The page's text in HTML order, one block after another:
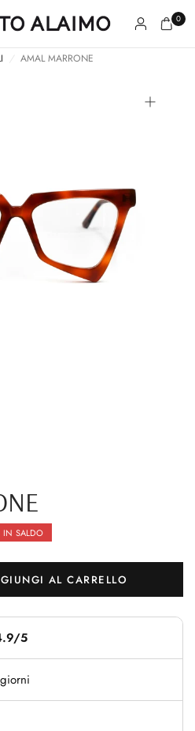
0
AMAL MARRONE
IN SALDO
AL CARRELLO
5